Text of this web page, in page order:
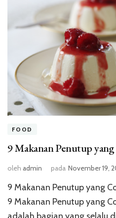
FOOD
9 Makanan Penutup
oleh admin pada November 19,
9 Makanan Penutup yang
9 Makanan Penutup yang